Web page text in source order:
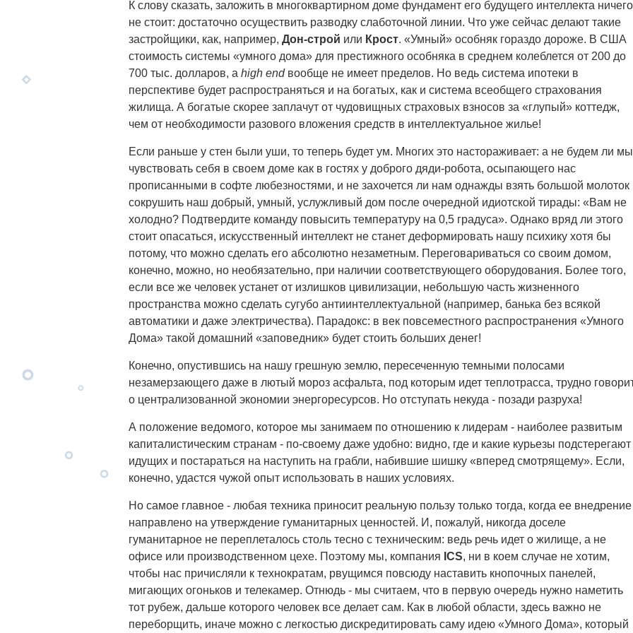
К слову сказать, заложить в многоквартирном доме фундамент его будущего интеллекта ничего
не стоит: достаточно осуществить разводку слаботочной линии. Что уже сейчас делают такие
застройщики, как, например, Дон-строй или Крост. «Умный» особняк гораздо дороже. В США
стоимость системы «умного дома» для престижного особняка в среднем колеблется от 200 до
700 тыс. долларов, а high endвообще не имеет пределов. Но ведь система ипотеки в
перспективе будет распространяться и на богатых, как и система всеобщего страхования
жилища. А богатые скорее заплачут от чудовищных страховых взносов за «глупый» коттедж,
чем от необходимости разового вложения средств в интеллектуальное жилье!
Если раньше у стен были уши, то теперь будет ум. Многих это настораживает: а не будем ли мы
чувствовать себя в своем доме как в гостях у доброго дяди-робота, осыпающего нас
прописанными в софте любезностями, и не захочется ли нам однажды взять большой молоток
сокрушить наш добрый, умный, услужливый дом после очередной идиотской тирады: «Вам не
холодно? Подтвердите команду повысить температуру на 0,5 градуса». Однако вряд ли этого
стоит опасаться, искусственный интеллект не станет деформировать нашу психику хотя бы
потому, что можно сделать его абсолютно незаметным. Переговариваться со своим домом,
конечно, можно, но необязательно, при наличии соответствующего оборудования. Более того,
если все же человек устанет от излишков цивилизации, небольшую часть жизненного
пространства можно сделать сугубо антиинтеллектуальной (например, банька без всякой
автоматики и даже электричества). Парадокс: в век повсеместного распространения «Умного
Дома» такой домашний «заповедник» будет стоить больших денег!
Конечно, опустившись на нашу грешную землю, пересеченную темными полосами
незамерзающего даже в лютый мороз асфальта, под которым идет теплотрасса, трудно
о централизованной экономии энергоресурсов. Но отступать некуда - позади разруха!
А положение ведомого, которое мы занимаем по отношению к лидерам - наиболее развитым
капиталистическим странам - по-своему даже удобно: видно, где и какие курьезы подстерегают
идущих и постараться на наступить на грабли, набившие шишку «вперед смотрящему». Если,
конечно, удастся чужой опыт использовать в наших условиях.
Но самое главное - любая техника приносит реальную пользу только тогда, когда ее внедрение
направлено на утверждение гуманитарных ценностей. И, пожалуй, никогда доселе
гуманитарное не переплеталось столь тесно с техническим: ведь речь идет о жилище, а не
офисе или производственном цехе. Поэтому мы, компания ICS, ни в коем случае не хотим,
чтобы нас причисляли к технократам, рвущимся повсюду наставить кнопочных панелей,
мигающих огоньков и телекамер. Отнюдь - мы считаем, что в первую очередь нужно наметить
тот рубеж, дальше которого человек все делает сам. Как в любой области, здесь важно не
переборщить, иначе можно с легкостью дискредитировать саму идею «Умного Дома», который